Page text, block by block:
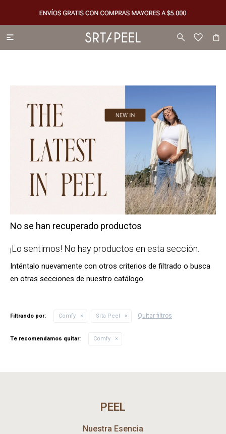

No se han recuperado productos
¡Lo sentimos! No hay productos en esta sección.
Inténtalo nuevamente con otros criterios de filtrado o busca
en otras secciones de nuestro catálogo.
Filtrando por: Comfy Srta Peel Quitar filtros
Te recomendamos quitar: Comfy
PEEL
Nuestra Esencia